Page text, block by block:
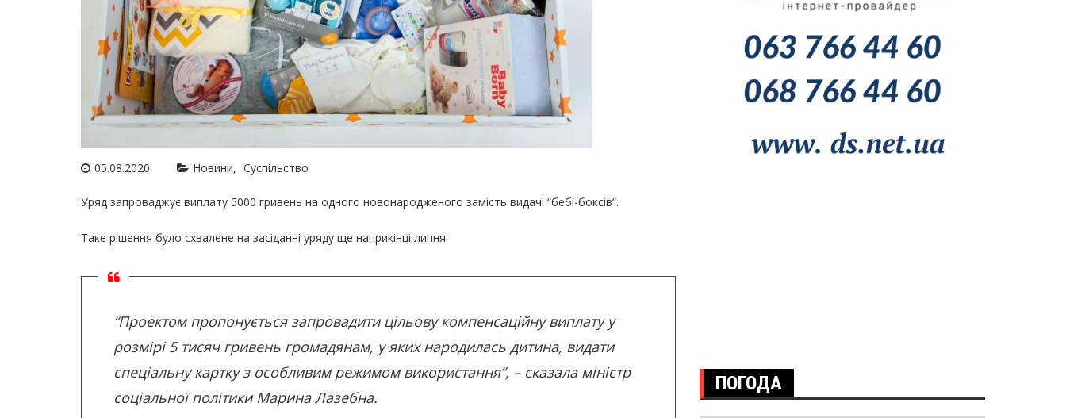
05.08.2020 Новини Суспільство
Уряд запроваджує виплату 5000 гривень на одного новонародженого замість видачі “бебі-боксів”.
Таке рішення було схвалене на засіданні уряду ще наприкінці липня.
“Проектом пропонується запровадити цільову компенсаційну виплату у
розмірі 5 тисяч гривень громадянам, у яких народилась дитина, видати
спеціальну картку з особливим режимом використання”, – сказала міністр
соціальної політики Марина Лазебна.
ПОГОДА